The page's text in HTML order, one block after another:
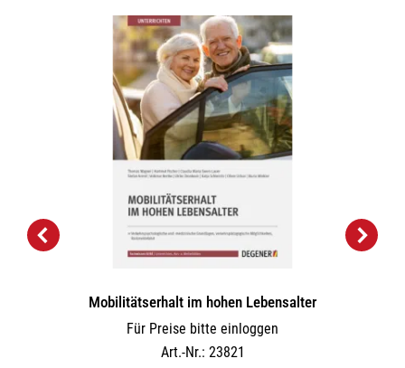
Mobilitätserhalt im hohen Lebensalter
Für Preise bitte einloggen
Art.-Nr.: 23821